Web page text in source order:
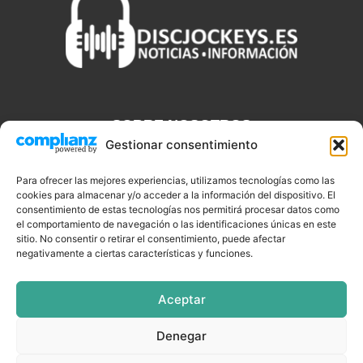
Gestionar consentimiento
Para ofrecer las mejores experiencias, utilizamos tecnologías como las
cookies para almacenar y/o acceder a la información del dispositivo. El
consentimiento de estas tecnologías nos permitirá procesar datos como
el comportamiento de navegación o las identificaciones únicas en este
sitio. No consentir o retirar el consentimiento, puede afectar
negativamente a ciertas características y funciones.
Aceptar
Denegar
SOBRE NOSOTROS
que necesitas saber sobre noticias, novedades, tecnologías y
aplicaciones que te ayudaran a ser un mejor Djs.
SÍGUENOS